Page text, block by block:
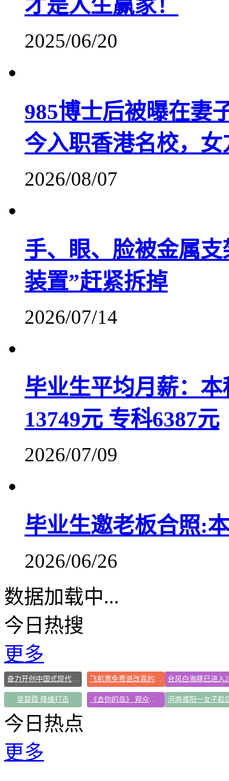
才是人生赢家！
2025/06/20
985博士后被曝在妻
今入职香港名校，女
2026/08/07
手、眼、脸被金属
装置”赶紧拆掉
2026/07/14
毕业生平均月薪：本
13749元 专科6387元
2026/07/09
毕业生邀老板合照:
2026/06/26
数据加载中...
今日热搜
更多
奋力开创中国式现代化建设新局面 飞机票免费退改真的来了
吴碧霞 降维打击 《去你的岛》 观众哭崩
今日热点
更多